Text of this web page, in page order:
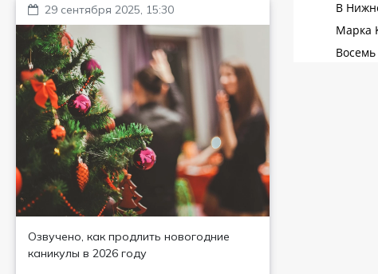
29 сентября 2025, 15:30
Озвучено, как продлить новогодние
каникулы в 2026 году